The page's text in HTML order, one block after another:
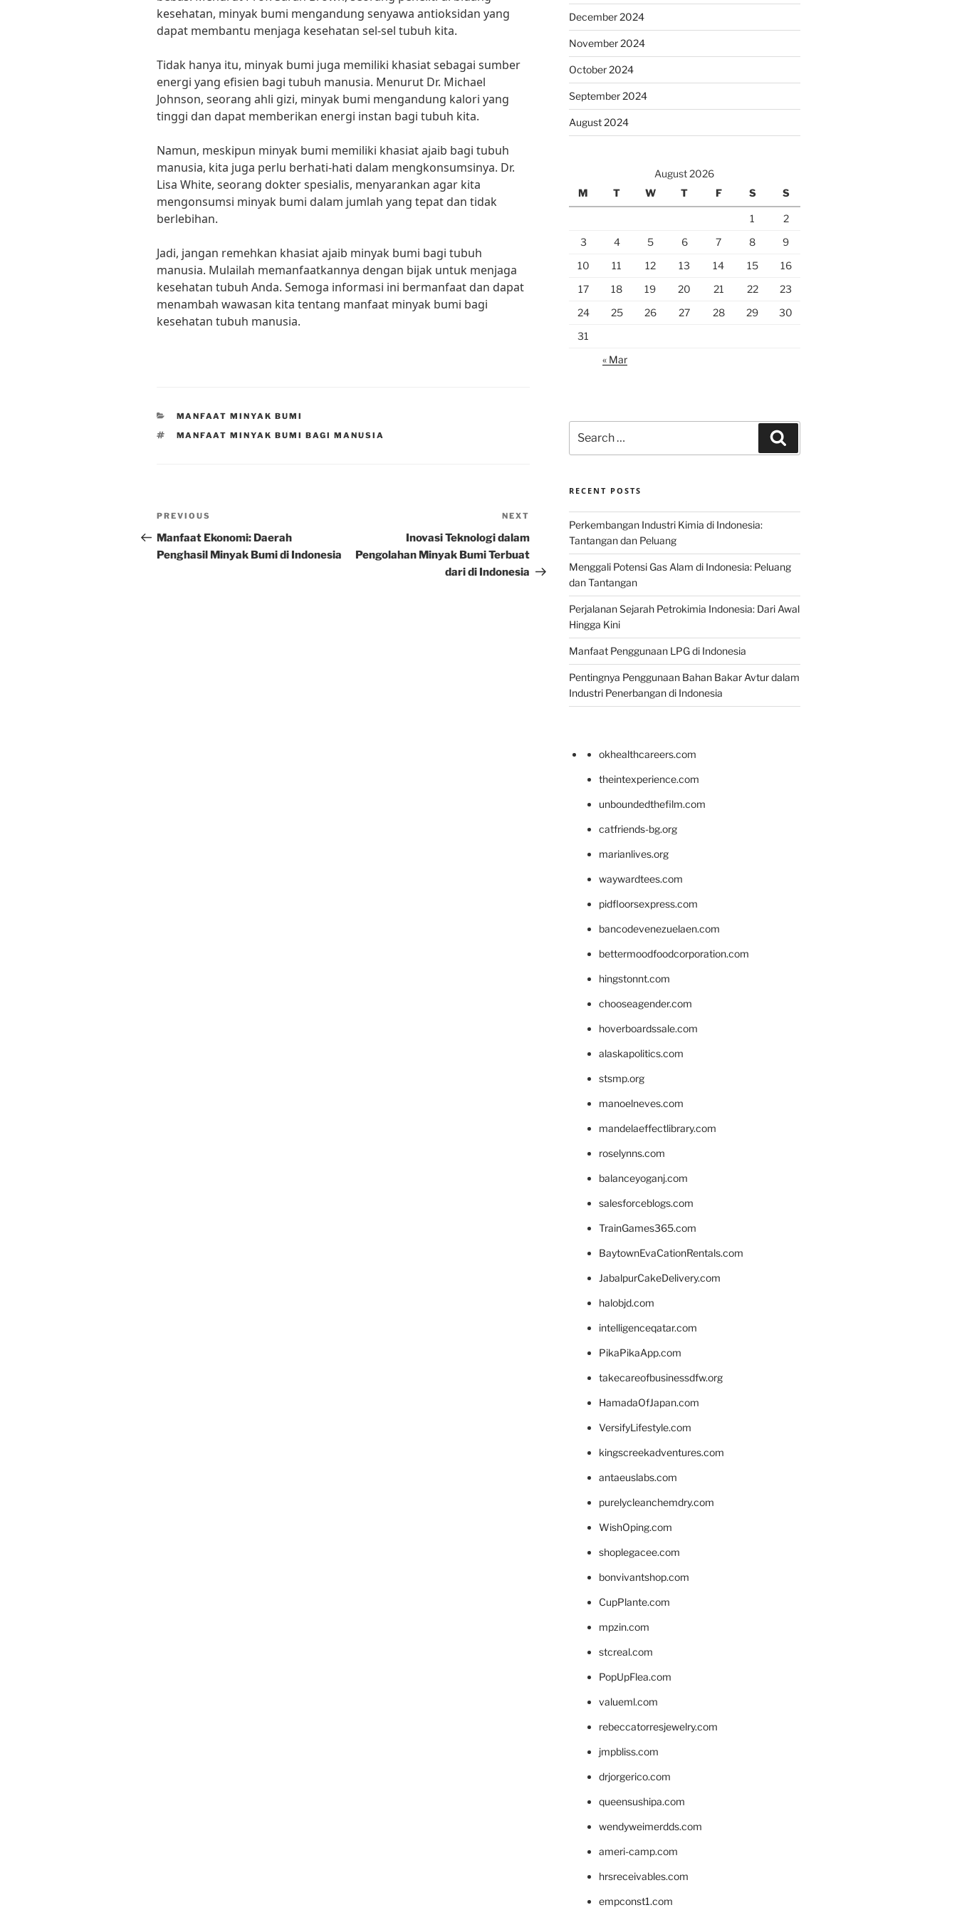
kesehatan, minyak bumi mengandung senyawa antioksidan yang
dapat membantu menjaga kesehatan sel-sel tubuh kita.
Tidak hanya itu, minyak bumi juga memiliki khasiat sebagai sumber
energi yang efisien bagi tubuh manusia. Menurut Dr. Michael
Johnson, seorang ahli gizi, minyak bumi mengandung kalori yang
tinggi dan dapat memberikan energi instan bagi tubuh kita.
Namun, meskipun minyak bumi memiliki khasiat ajaib bagi tubuh
manusia, kita juga perlu berhati-hati dalam mengkonsumsinya. Dr.
Lisa White, seorang dokter spesialis, menyarankan agar kita
mengonsumsi minyak bumi dalam jumlah yang tepat dan tidak
berlebihan.
Jadi, jangan remehkan khasiat ajaib minyak bumi bagi tubuh
manusia. Mulailah memanfaatkannya dengan bijak untuk menjaga
kesehatan tubuh Anda. Semoga informasi ini bermanfaat dan dapat
menambah wawasan kita tentang manfaat minyak bumi bagi
kesehatan tubuh manusia.
CATEGORIES
MANFAAT MINYAK BUMI
TAGS
MANFAAT MINYAK BUMI BAGI MANUSIA
Post
navigation
Previous
Post
PREVIOUS
Manfaat Ekonomi: Daerah
Penghasil Minyak Bumi di Indonesia
Post
NEXT
Inovasi Teknologi dalam
Pengolahan Minyak Bumi Terbuat
dari di Indonesia
December 2024
November 2024
October 2024
September 2024
August 2024
August 2026
M
T W T F S S
1
2
3
4 5 6 7 8
9
10
11 12 13 14 15
16
17
18 19 20 21 22
23
24
25 26 27 28 29
30
31
« Mar
for:
RECENT POSTS
Perkembangan Industri Kimia di Indonesia:
Tantangan dan Peluang
Menggali Potensi Gas Alam di Indonesia: Peluang
dan Tantangan
Perjalanan Sejarah Petrokimia Indonesia: Dari Awal
Hingga Kini
Manfaat Penggunaan LPG di Indonesia
Pentingnya Penggunaan Bahan Bakar Avtur dalam
Industri Penerbangan di Indonesia
okhealthcareers.com
theintexperience.com
unboundedthefilm.com
catfriends-bg.org
marianlives.org
waywardtees.com
pidfloorsexpress.com
bancodevenezuelaen.com
bettermoodfoodcorporation.com
hingstonnt.com
chooseagender.com
hoverboardssale.com
alaskapolitics.com
stsmp.org
manoelneves.com
mandelaeffectlibrary.com
roselynns.com
balanceyoganj.com
salesforceblogs.com
TrainGames365.com
BaytownEvaCationRentals.com
JabalpurCakeDelivery.com
halobjd.com
intelligenceqatar.com
PikaPikaApp.com
takecareofbusinessdfw.org
HamadaOfJapan.com
VersifyLifestyle.com
kingscreekadventures.com
antaeuslabs.com
purelycleanchemdry.com
WishOping.com
shoplegacee.com
bonvivantshop.com
CupPlante.com
mpzin.com
stcreal.com
PopUpFlea.com
valueml.com
rebeccatorresjewelry.com
jmpbliss.com
drjorgerico.com
queensushipa.com
wendyweimerdds.com
ameri-camp.com
hrsreceivables.com
empconst1.com